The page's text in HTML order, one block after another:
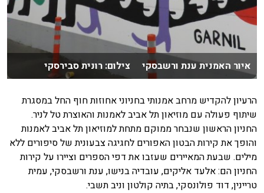
איור האמנית ענת ורשבסקי צילום: רונית סבירסקי
הרעיון להקדיש מרחב אמנותי בחניוני אחוזות חוף החל במסגרת
שיתוף פעולה עם מוזיאון תל אביב לאמנות והאוצרת טל לניר.
החניון הראשון שנבחר ממוקם מתחת למוזיאון תל אביב לאמנות
והופך את קירות הבטון האפורים לחגיגה צבעונית של סיפורים ללא
מילים. שבעת המאיירים שעזבו את דפי הספרים וציירו על קירות
החניון הם: אלעד אליקים, עובדיה בנישו, ענת ורשבסקי, עמית
טריינין, דוד פולונסקי, בתיה קולטון וניב תשבי.